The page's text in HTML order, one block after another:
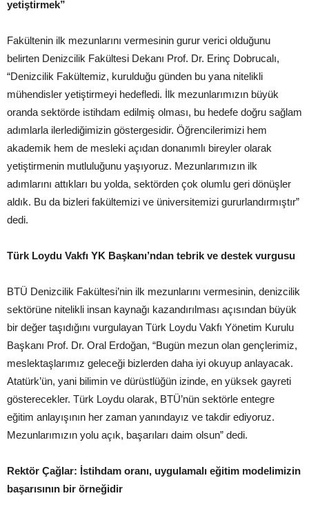
yetiştirmek”
Fakültenin ilk mezunlarını vermesinin gurur verici olduğunu
belirten Denizcilik Fakültesi Dekanı Prof. Dr. Erinç Dobrucalı,
“Denizcilik Fakültemiz, kurulduğu günden bu yana nitelikli
mühendisler yetiştirmeyi hedefledi. İlk mezunlarımızın büyük
oranda sektörde istihdam edilmiş olması, bu hedefe doğru sağlam
adımlarla ilerlediğimizin göstergesidir. Öğrencilerimizi hem
akademik hem de mesleki açıdan donanımlı bireyler olarak
yetiştirmenin mutluluğunu yaşıyoruz. Mezunlarımızın ilk
adımlarını attıkları bu yolda, sektörden çok olumlu geri dönüşler
aldık. Bu da bizleri fakültemizi ve üniversitemizi gururlandırmıştır”
dedi.
Türk Loydu Vakfı YK Başkanı’ndan tebrik ve destek vurgusu
BTÜ Denizcilik Fakültesi’nin ilk mezunlarını vermesinin, denizcilik
sektörüne nitelikli insan kaynağı kazandırılması açısından büyük
bir değer taşıdığını vurgulayan Türk Loydu Vakfı Yönetim Kurulu
Başkanı Prof. Dr. Oral Erdoğan, “Bugün mezun olan gençlerimiz,
meslektaşlarımız geleceği bizlerden daha iyi okuyup anlayacak.
Atatürk’ün, yani bilimin ve dürüstlüğün izinde, en yüksek gayreti
gösterecekler. Türk Loydu olarak, BTÜ’nün sektörle entegre
eğitim anlayışının her zaman yanındayız ve takdir ediyoruz.
Mezunlarımızın yolu açık, başarıları daim olsun” dedi.
Rektör Çağlar: İstihdam oranı, uygulamalı eğitim modelimizin
başarısının bir örneğidir